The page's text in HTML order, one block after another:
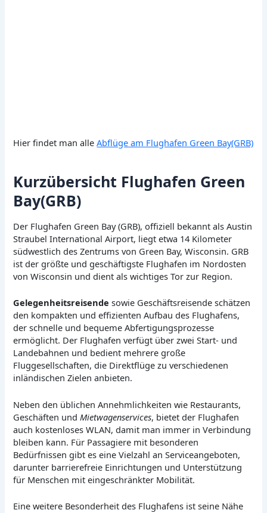
Hier findet man alleAbflüge am Flughafen Green Bay(GRB)
Kurzübersicht Flughafen Green
Bay(GRB)
Der Flughafen Green Bay (GRB), offiziell bekannt als Austin
Straubel International Airport, liegt etwa 14 Kilometer
südwestlich des Zentrums von Green Bay, Wisconsin. GRB
ist der größte und geschäftigste Flughafen im Nordosten
von Wisconsin und dient als wichtiges Tor zur Region.
Gelegenheitsreisende sowie Geschäftsreisende schätzen
den kompakten und effizienten Aufbau des Flughafens,
der schnelle und bequeme Abfertigungsprozesse
ermöglicht. Der Flughafen verfügt über zwei Start- und
Landebahnen und bedient mehrere große
Fluggesellschaften, die Direktflüge zu verschiedenen
inländischen Zielen anbieten.
Neben den üblichen Annehmlichkeiten wie Restaurants,
Geschäften und Mietwagenservices, bietet der Flughafen
auch kostenloses WLAN, damit man immer in Verbindung
bleiben kann. Für Passagiere mit besonderen
Bedürfnissen gibt es eine Vielzahl an Serviceangeboten,
darunter barrierefreie Einrichtungen und Unterstützung
für Menschen mit eingeschränkter Mobilität.
Eine weitere Besonderheit des Flughafens ist seine Nähe